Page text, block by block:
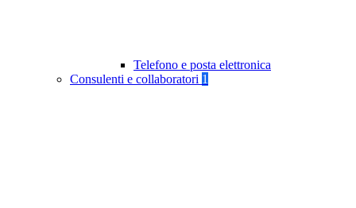
Telefono e posta elettronica
Consulenti e collaboratori 1